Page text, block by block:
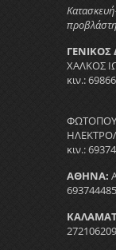
ΓΕΝΙΚΟΣ
ΧΑΛΚΟΣ
κιν.:
κιν.:
ΑΘΗΝΑ: